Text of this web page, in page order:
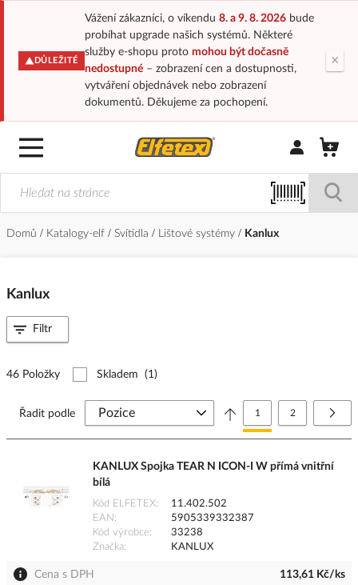
DŮLEŽITÉ
Vážení zákazníci, o víkendu 8. a 9. 8. 2026bude
probíhat upgrade našich systémů. Některé
služby e-shopu proto mohou být dočasně
nedostupné– zobrazení cen a dostupnosti,
vytváření objednávek nebo zobrazení
dokumentů. Děkujeme za pochopení.
×
Přihlásit/
Domů Katalogy-elf Svítidla Lištové systémy Kanlux
Kanlux
46 Položky Skladem (1)
Stránka
Právě si prohlížíte
1 Stránka
2
Řadit podle
KANLUX Spojka TEAR N ICON-I W přímá vnitřní
bílá
Kód ELFETEX
11.402.502
EAN
5905339332387
Kód výrobce
33238
Značka
KANLUX
Cena s DPH 113,61 Kč/ks
Filtr